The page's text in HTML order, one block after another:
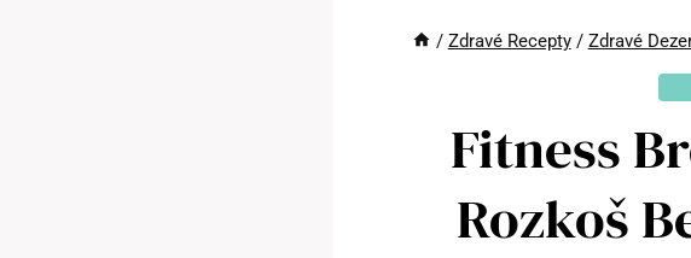
/ Zdravé Recepty / Zdravé
Fitness
Rozkoš